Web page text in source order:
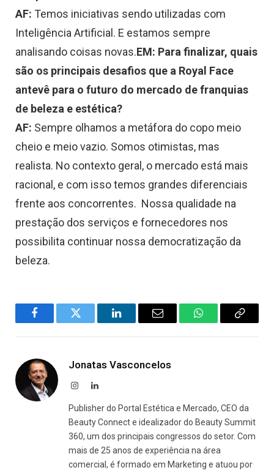
AF: Temos iniciativas sendo utilizadas com
Inteligência Artificial. E estamos sempre
analisando coisas novas.EM: Para finalizar, quais
são os principais desafios que a Royal Face
antevê para o futuro do mercado de franquias
de beleza e estética?
AF: Sempre olhamos a metáfora do copo meio
cheio e meio vazio. Somos otimistas, mas
realista. No contexto geral, o mercado está mais
racional, e com isso temos grandes diferenciais
frente aos concorrentes. Nossa qualidade na
prestação dos serviços e fornecedores nos
possibilita continuar nossa democratização da
beleza.
FacebookTwitter LinkedInEmail WhatsAppCopy
Jonatas Vasconcelos
InstagramLinkedIn
Publisher do Portal Estética e Mercado, CEO da
Beauty Connect e idealizador do Beauty Summit
360, um dos principais congressos do setor. Com
mais de 25 anos de experiência na área
comercial, é formado em Marketing e atuou por